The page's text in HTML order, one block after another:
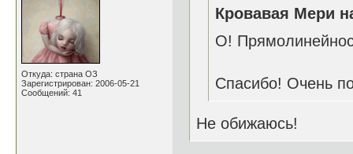
Откуда: страна ОЗ
Зарегистрирован: 2006-05-21
Сообщений: 41
Кровавая Мери
О!
Спасибо! Очень
Не обижаюсь!